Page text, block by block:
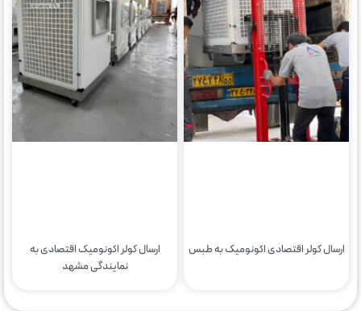
ارسال کولر اقتصادی اکونومیک به طبس
ارسال کولر اکونومیک اقتصادی به
نمایندگی مشهد